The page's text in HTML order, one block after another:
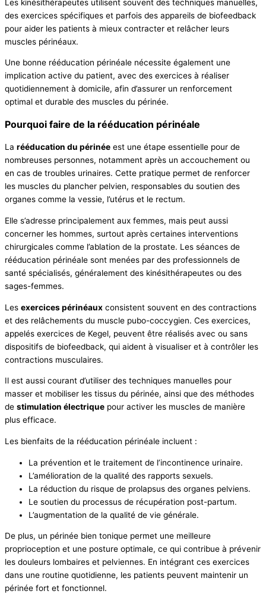
Les kinésithérapeutes utilisent souvent des techniques manuelles,
des exercices spécifiques et parfois des appareils de biofeedback
pour aider les patients à mieux contracter et relâcher leurs
muscles périnéaux.
Une bonne rééducation périnéale nécessite également une
implication active du patient, avec des exercices à réaliser
quotidiennement à domicile, afin d’assurer un renforcement
optimal et durable des muscles du périnée.
Pourquoi faire de la rééducation périnéale
La rééducation du périnée est une étape essentielle pour de
nombreuses personnes, notamment après un accouchement ou
en cas de troubles urinaires. Cette pratique permet de renforcer
les muscles du plancher pelvien, responsables du soutien des
organes comme la vessie, l’utérus et le rectum.
Elle s’adresse principalement aux femmes, mais peut aussi
concerner les hommes, surtout après certaines interventions
chirurgicales comme l’ablation de la prostate. Les séances de
rééducation périnéale sont menées par des professionnels de
santé spécialisés, généralement des kinésithérapeutes ou des
sages-femmes.
Les exercices périnéaux consistent souvent en des contractions
et des relâchements du muscle pubo-coccygien. Ces exercices,
appelés exercices de Kegel, peuvent être réalisés avec ou sans
dispositifs de biofeedback, qui aident à visualiser et à contrôler les
contractions musculaires.
Il est aussi courant d’utiliser des techniques manuelles pour
masser et mobiliser les tissus du périnée, ainsi que des méthodes
de stimulation électrique pour activer les muscles de manière
plus efficace.
Les bienfaits de la rééducation périnéale incluent :
La prévention et le traitement de l’incontinence urinaire.
L’amélioration de la qualité des rapports sexuels.
La réduction du risque de prolapsus des organes pelviens.
Le soutien du processus de récupération post-partum.
L’augmentation de la qualité de vie générale.
De plus, un périnée bien tonique permet une meilleure
proprioception et une posture optimale, ce qui contribue à prévenir
les douleurs lombaires et pelviennes. En intégrant ces exercices
dans une routine quotidienne, les patients peuvent maintenir un
périnée fort et fonctionnel.